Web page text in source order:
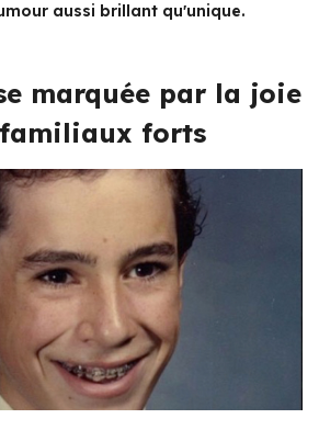
aussi brillant qu'unique.
marquée par la joie
forts